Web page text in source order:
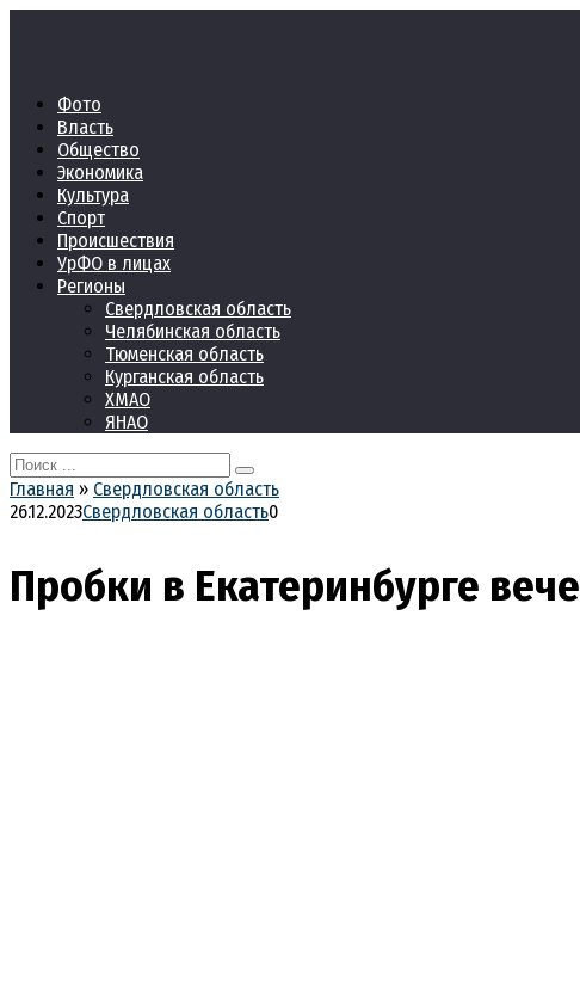
Фото
Власть
Общество
Экономика
Культура
Спорт
Происшествия
УрФО в лицах
Регионы
Свердловская область
Челябинская область
Тюменская область
Курганская область
ХМАО
ЯНАО
Search
for:
Главная » Свердловская область
26.12.2023Свердловская область0
Пробки в Екатеринбурге